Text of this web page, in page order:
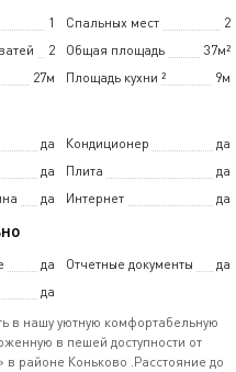
1 Спальных мест
2
2 Общая площадь
37м²
27м Площадь кухни 9м
²
да Кондиционер
да
да Плита
да
да Интернет да
да Отчетные документы
да
да
в нашу уютную комфортабельную
в пешей доступности от
в районе Коньково .Расстояние до